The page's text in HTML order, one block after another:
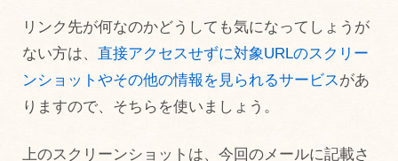
リンク先が何なのかどうしても気になってしょうが
ない方は、 直接アクセスせずに対象URLのスクリー
ンショットやその他の情報を見られるサービス があ
りますので、そちらを使いましょう。
上のスクリーンショットは、今回のメールに記載さ